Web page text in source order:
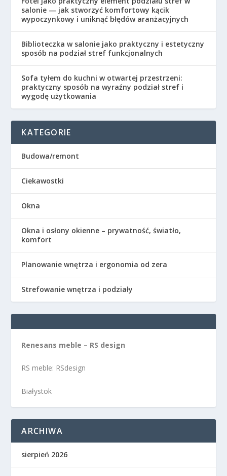
salonie — jak stworzyć komfortowy kącik
wypoczynkowy i uniknąć błędów aranżacyjnych
Biblioteczka w salonie jako praktyczny i estetyczny
sposób na podział stref funkcjonalnych
Sofa tyłem do kuchni w otwartej przestrzeni:
praktyczny sposób na wyraźny podział stref i
wygodę użytkowania
KATEGORIE
Budowa/remont
Ciekawostki
Okna
Okna i osłony okienne – prywatność, światło,
komfort
Planowanie wnętrza i ergonomia od zera
Strefowanie wnętrza i podziały
Renesans meble – RS design
RS meble: RSdesign
Białystok
ARCHIWA
sierpień 2026